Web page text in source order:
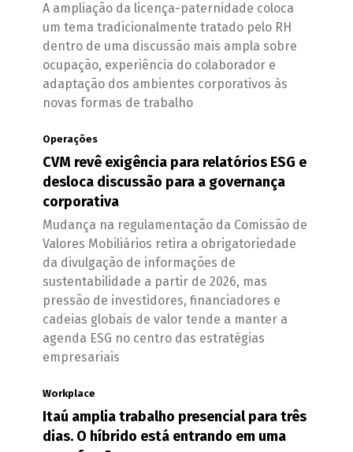
A ampliação da licença-paternidade coloca
um tema tradicionalmente tratado pelo RH
dentro de uma discussão mais ampla sobre
ocupação, experiência do colaborador e
adaptação dos ambientes corporativos às
novas formas de trabalho
Operações
CVM revê exigência para relatórios ESG e
desloca discussão para a governança
corporativa
Mudança na regulamentação da Comissão de
Valores Mobiliários retira a obrigatoriedade
da divulgação de informações de
sustentabilidade a partir de 2026, mas
pressão de investidores, financiadores e
cadeias globais de valor tende a manter a
agenda ESG no centro das estratégias
empresariais
Workplace
Itaú amplia trabalho presencial para três
dias. O híbrido está entrando em uma